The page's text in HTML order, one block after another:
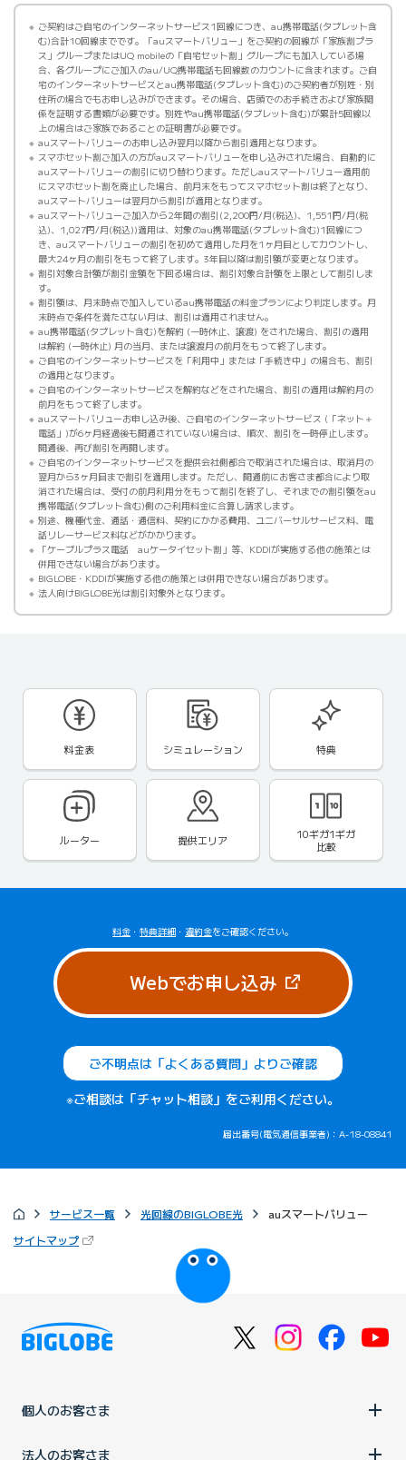
ご契約はご自宅のインターネットサービス1回線につき、au携帯電話(タブレット含
む)合計10回線までです。「auスマートバリュー」をご契約の回線が「家族割プラ
ス」グループまたはUQ mobileの「自宅セット割」グループにも加入している場
合、各グループにご加入のau/UQ携帯電話も回線数のカウントに含まれます。ご自
宅のインターネットサービスとau携帯電話(タブレット含む)のご契約者が別姓・別
住所の場合でもお申し込みができます。その場合、店頭でのお手続きおよび家族関
係を証明する書類が必要です。別姓やau携帯電話(タブレット含む)が累計5回線以
上の場合はご家族であることの証明書が必要です。
auスマートバリューのお申し込み翌月以降から割引適用となります。
スマホセット割ご加入の方がauスマートバリューを申し込みされた場合、自動的に
auスマートバリューの割引に切り替わります。ただしauスマートバリュー適用前
にスマホセット割を廃止した場合、前月末をもってスマホセット割は終了となり、
auスマートバリューは翌月から割引が適用となります。
auスマートバリューご加入から2年間の割引(2,200円/月(税込)、1,551円/月(税
込)、1,027円/月(税込))適用は、対象のau携帯電話(タブレット含む)1回線につ
き、auスマートバリューの割引を初めて適用した月を1ヶ月目としてカウントし、
最大24ヶ月の割引をもって終了します。3年目以降は割引額が変更となります。
割引対象合計額が割引金額を下回る場合は、割引対象合計額を上限として割引しま
す。
割引額は、月末時点で加入しているau携帯電話の料金プランにより判定します。月
末時点で条件を満たさない月は、割引は適用されません。
au携帯電話(タブレット含む)を解約 (一時休止、譲渡) をされた場合、割引の適用
は解約 (一時休止) 月の当月、または譲渡月の前月をもって終了します。
ご自宅のインターネットサービスを「利用中」または「手続き中」の場合も、割引
の適用となります。
ご自宅のインターネットサービスを解約などをされた場合、割引の適用は解約月の
前月をもって終了します。
auスマートバリューお申し込み後、ご自宅のインターネットサービス (「ネット＋
電話」)が6ヶ月経過後も開通されていない場合は、順次、割引を一時停止します。
開通後、再び割引を再開します。
ご自宅のインターネットサービスを提供会社側都合で取消された場合は、取消月の
翌月から3ヶ月目まで割引を適用します。ただし、開通前にお客さま都合により取
消された場合は、受付の前月利用分をもって割引を終了し、それまでの割引額をau
携帯電話(タブレット含む)側のご利用料金に合算し請求します。
別途、機種代金、通話・通信料、契約にかかる費用、ユニバーサルサービス料、電
話リレーサービス料などがかかります。
「ケーブルプラス電話 auケータイセット割」等、KDDIが実施する他の施策とは
併用できない場合があります。
BIGLOBE・KDDIが実施する他の施策とは併用できない場合があります。
法人向けBIGLOBE光は割引対象外となります。
料金表 シミュレーション 特典
ルーター 提供エリア
10ギガ1ギガ
比較
料金 ・ 特典詳細 ・ 違約金をご確認ください。
Webでお申し込み（新しいタブ
ご不明点は「よくある質問」よりご確認
※ご相談は「チャット相談」をご利用ください。
届出番号(電気通信事業者)：A-18-08841
サービス一覧 光回線のBIGLOBE光
auスマートバリュー
サイトマップ（新しいタブで開きます）
個人のお客さま
法人のお客さま